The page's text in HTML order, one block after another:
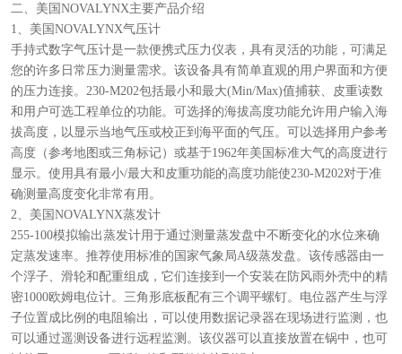
二、美国NOVALYNX主要产品介绍
1、美国NOVALYNX气压计
手持式数字气压计是一款便携式压力仪表，具有灵活的功能，可满足
您的许多日常压力测量需求。该设备具有简单直观的用户界面和方便
的压力连接。230-M202包括最小和最大(Min/Max)值捕获、皮重读数
和用户可选工程单位的功能。可选择的海拔高度功能允许用户输入海
拔高度，以显示当地气压或校正到海平面的气压。可以选择用户参考
高度（参考地图或三角标记）或基于1962年美国标准大气的高度进行
显示。使用具有最小/最大和皮重功能的高度功能使230-M202对于准
确测量高度变化非常有用。
2、美国NOVALYNX蒸发计
255-100模拟输出蒸发计用于通过测量蒸发盘中不断变化的水位来确
定蒸发速率。推荐使用标准的国家气象局A级蒸发盘。该传感器由一
个浮子、滑轮和配重组成，它们连接到一个安装在防风雨外壳中的精
密1000欧姆电位计。三角形底板配有三个调平螺钉。电位器产生与浮
子位置成比例的电阻输出，可以使用数据记录器在现场进行监测，也
可以通过遥测设备进行远程监测。该仪器可以直接放置在锅中，也可